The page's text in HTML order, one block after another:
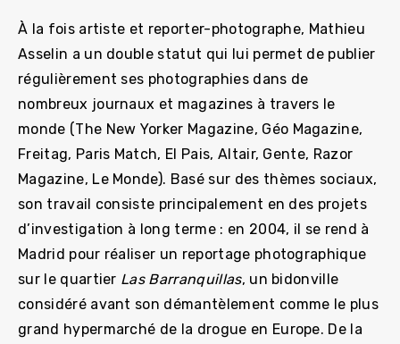
À la fois artiste et reporter-photographe, Mathieu
Asselin a un double statut qui lui permet de publier
régulièrement ses photographies dans de
nombreux journaux et magazines à travers le
monde (The New Yorker Magazine, Géo Magazine,
Freitag, Paris Match, El Pais, Altair, Gente, Razor
Magazine, Le Monde). Basé sur des thèmes sociaux,
son travail consiste principalement en des projets
d’investigation à long terme : en 2004, il se rend à
Madrid pour réaliser un reportage photographique
sur le quartier Las Barranquillas, un bidonville
considéré avant son démantèlement comme le plus
grand hypermarché de la drogue en Europe. De la